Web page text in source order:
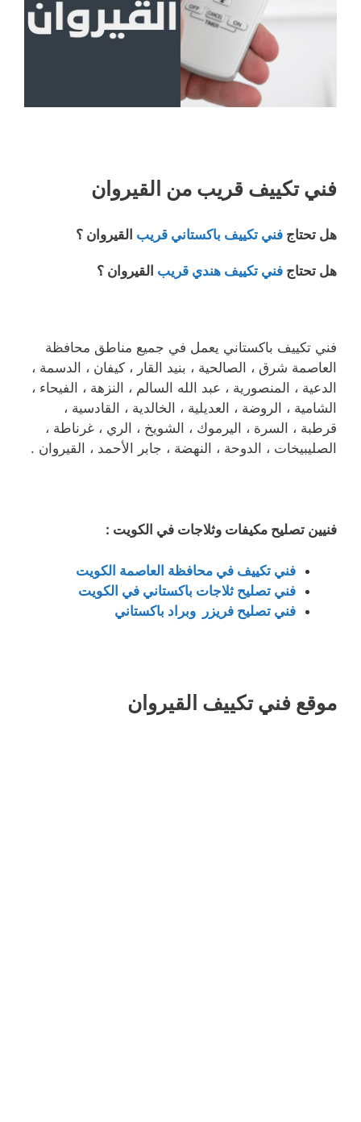
فني تكييف قريب من القيروان
هل تحتاج فني تكييف باكستاني قريب القيروان ؟
هل تحتاج فني تكييف هندي قريب القيروان ؟
فني تكييف باكستاني يعمل في جميع مناطق محافظة
العاصمة شرق ، الصالحية ، بنيد القار ، كيفان ، الدسمة ،
الدعية ، المنصورية ، عبد الله السالم ، النزهة ، الفيحاء ،
الشامية ، الروضة ، العديلية ، الخالدية ، القادسية ،
قرطبة ، السرة ، اليرموك ، الشويخ ، الري ، غرناطة ،
الصليبيخات ، الدوحة ، النهضة ، جابر الأحمد ، القيروان .
فنيين تصليح مكيفات وثلاجات في الكويت :
فني تكييف في محافظة العاصمة الكويت
فني تصليح ثلاجات باكستاني في الكويت
فني تصليح فريزر وبراد باكستاني
موقع فني تكييف القيروان